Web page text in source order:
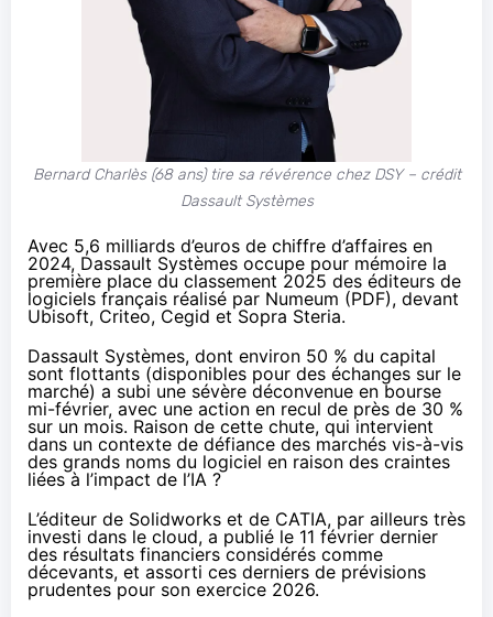
Bernard Charlès (68 ans) tire sa révérence chez DSY – crédit
Dassault Systèmes
Avec 5,6 milliards d’euros de chiffre d’affaires en
2024, Dassault Systèmes occupe pour mémoire la
première place du classement 2025 des éditeurs de
logiciels français réalisé par Numeum (PDF), devant
Ubisoft, Criteo, Cegid et Sopra Steria.
Dassault Systèmes, dont environ 50 % du capital
sont flottants (disponibles pour des échanges sur le
marché) a subi une sévère déconvenue en bourse
mi-février, avec une action en recul de près de 30 %
sur un mois. Raison de cette chute, qui intervient
dans un contexte de défiance des marchés vis-à-vis
des grands noms du logiciel en raison des craintes
liées à l’impact de l’IA ?
L’éditeur de Solidworks et de CATIA, par ailleurs très
investi dans le cloud, a publié le 11 février dernier
des résultats financiers considérés comme
décevants, et assorti ces derniers de prévisions
prudentes pour son exercice 2026.